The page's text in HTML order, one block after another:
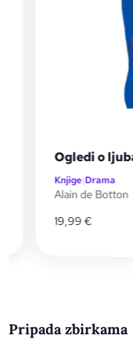
Ogledi o ljubavi
Drama
Alain de Botton
Pripada zbirkama